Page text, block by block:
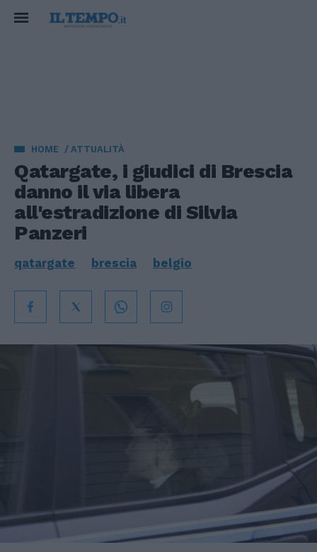
HOME ATTUALITÀ
Qatargate, i giudici di Brescia
danno il via libera
all'estradizione di Silvia
Panzeri
qatargate brescia belgio